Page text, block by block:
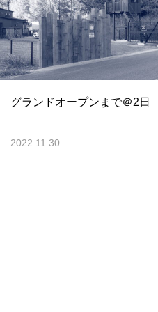
グランドオープンまで＠2日
2022.11.30